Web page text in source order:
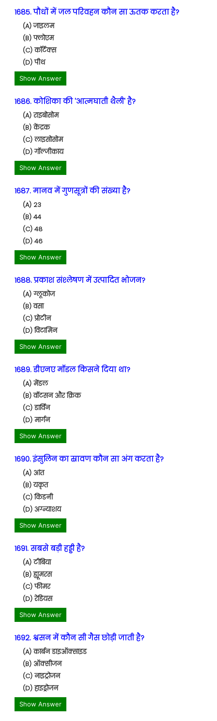
1685. पौधों में जल परिवहन कौन सा ऊतक करता है?
(A) जाइलम
(B) फ्लोएम
(C) कॉर्टेक्स
(D) पीथ
Show Answer
1686. कोशिका की 'आत्मघाती थैली' है?
(A) राइबोसोम
(B) केंद्रक
(C) लाइसोसोम
(D) गॉल्जीकाय
Show Answer
1687. मानव में गुणसूत्रों की संख्या है?
(A) 23
(B) 44
(C) 48
(D) 46
Show Answer
1688. प्रकाश संश्लेषण में उत्पादित भोजन?
(A) ग्लूकोज
(B) वसा
(C) प्रोटीन
(D) विटामिन
Show Answer
1689. डीएनए मॉडल किसने दिया था?
(A) मेंडल
(B) वॉटसन और क्रिक
(C) डार्विन
(D) मार्गन
Show Answer
1690. इंसुलिन का स्रावण कौन सा अंग करता है?
(A) आंत
(B) यकृत
(C) किडनी
(D) अग्न्याशय
Show Answer
1691. सबसे बड़ी हड्डी है?
(A) टीबिया
(B) ह्यूमरस
(C) फीमर
(D) रेडियस
Show Answer
1692. श्वसन में कौन सी गैस छोड़ी जाती है?
(A) कार्बन डाइऑक्साइड
(B) ऑक्सीजन
(C) नाइट्रोजन
(D) हाइड्रोजन
Show Answer